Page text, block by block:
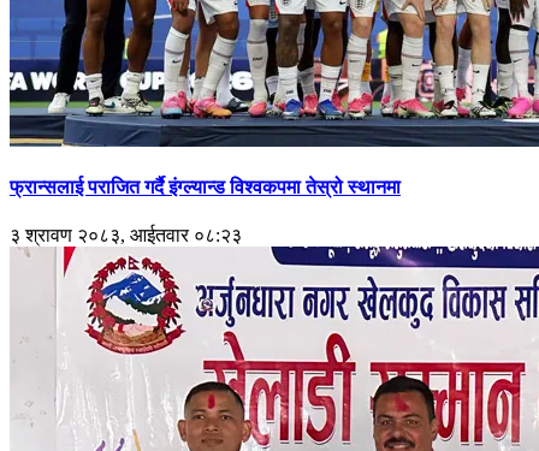
फ्रान्सलाई पराजित गर्दै इंग्ल्यान्ड विश्वकपमा तेस्रो स्थानमा
३ श्रावण २०८३, आईतवार ०८:२३